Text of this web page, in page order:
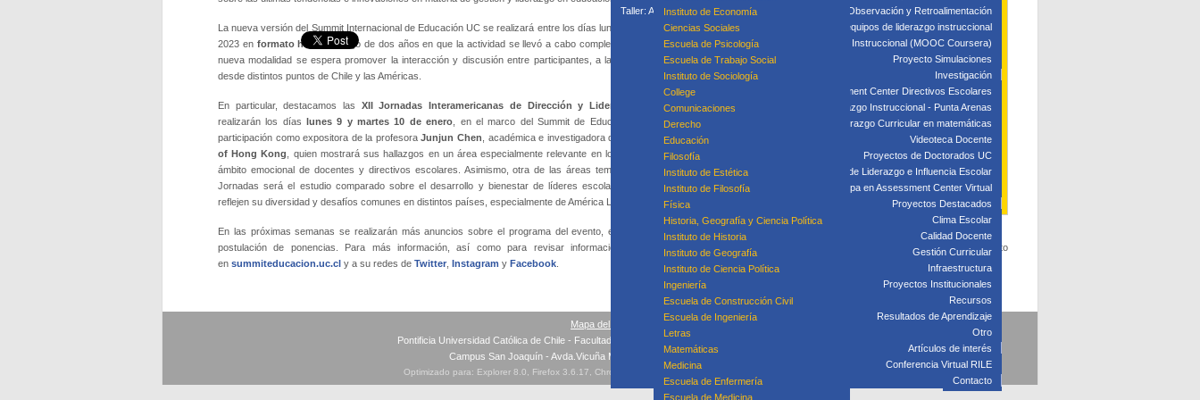
Instituto de Economía
Ciencias Sociales
Escuela de Psicología
Escuela de Trabajo Social
Instituto de Sociología
College
Comunicaciones
Derecho
Educación
Filosofía
Instituto de Estética
Instituto de Filosofía
Física
Historia, Geografía y Ciencia Política
Instituto de Historia
Instituto de Geografía
Instituto de Ciencia Política
Ingeniería
Escuela de Construcción Civil
Escuela de Ingeniería
Letras
Matemáticas
Medicina
Escuela de Enfermería
Escuela de Medicina
Taller: Acompañamiento Para la Mejora Pedagógica: Observación y Retroalimentación
Taller: Prácticas clave para equipos de liderazgo instruccional
Curso: Liderazgo Instruccional (MOOC Coursera)
Proyecto Simulaciones
Investigación
Assessment Center Directivos Escolares
Equipos de Liderazgo Instruccional - Punta Arenas
Liderazgo Curricular en matemáticas
Videoteca Docente
Proyectos de Doctorados UC
Laboratorio de Liderazgo e Influencia Escolar
Participa en Assessment Center Virtual
Proyectos Destacados
Clima Escolar
Calidad Docente
Gestión Curricular
Infraestructura
Proyectos Institucionales
Recursos
Resultados de Aprendizaje
Otro
Artículos de interés
Conferencia Virtual RILE
Contacto
La nueva versión del Summit Internacional de Educación UC se realizará entre los días lunes 9 y viernes 13 de enero de
2023 en formato híbrido, luego de dos años en que la actividad se llevó a cabo completamente a distancia. Con esta
nueva modalidad se espera promover la interacción y discusión entre participantes, a la vez que permite la conexión
desde distintos puntos de Chile y las Américas.
En particular, destacamos las XII Jornadas Interamericanas de Dirección y Liderazgo Educacional, que se
realizarán los díaslunes 9 y martes 10 de enero , en el marco del Summit de Educación. Ya está confirmada la
participación como expositora de la profesoraJunjun Chen , académica e investigadora de
The Education University
of Hong Kong
, quien mostrará sus hallazgos en un área especialmente relevante en los últimos años: el estudio del
ámbito emocional de docentes y directivos escolares. Asimismo, otra de las áreas temáticas relevantes durante las
Jornadas será el estudio comparado sobre el desarrollo y bienestar de líderes escolares, mostrando avances que
reflejen su diversidad y desafíos comunes en distintos países, especialmente de América Latina.
En las próximas semanas se realizarán más anuncios sobre el programa del evento, el proceso de inscripción y la
postulación de ponencias. Para más información, así como para revisar información sobre ediciones anteriores, puede acceder desde ya la página web del evento
en summiteducacion.uc.cl y a su redes de Twitter Instagram y Facebook
Mapa del sitio
Pontificia Universidad Católica de Chile - Facultad de Educación - Teléfonos: +56(2) 354 5325
Campus San Joaquín - Avda.Vicuña Mackenna 4860, Macul, Santiago
Optimizado para: Explorer 8.0, Firefox 3.6.17, Chrome 10, Safari 4.1, Opera 11.10 ó superiores